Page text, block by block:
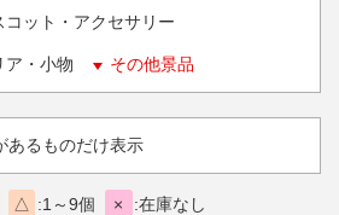
ット・アクセサリー
ア・小物 その他景品
あるものだけ表示
△ 1～9個 × 在庫なし